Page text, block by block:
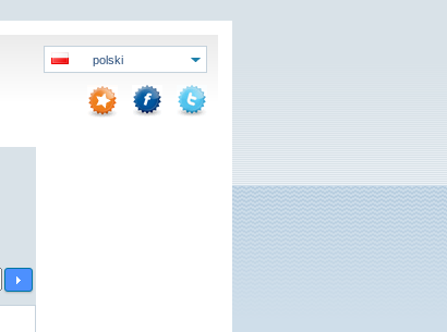
polski